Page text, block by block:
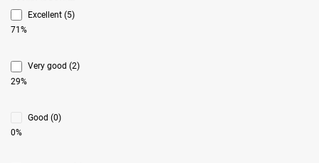
Excellent (5)
71%
Very good (2)
29%
Good (0)
0%